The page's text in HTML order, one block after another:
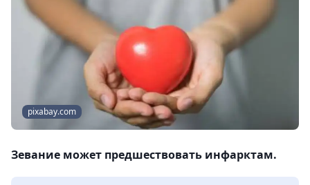
pixabay.com
Зевание может предшествовать инфарктам.